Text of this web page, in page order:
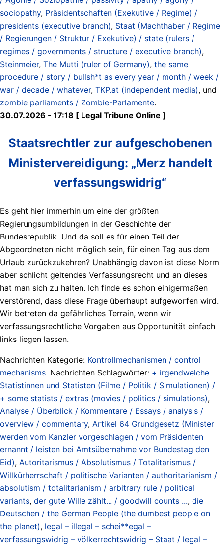
sociopathy, Präsidentschaften (Exekutive / Regime) /
presidents (executive branch), Staat (Machthaber / Regime
/ Regierungen / Struktur / Exekutive) / state (rulers /
regimes / governments / structure / executive branch),
Steinmeier, The Mutti (ruler of Germany), the same
procedure / story / bullsh*t as every year / month / week /
war / decade / whatever, TKP.at (independent media), und
zombie parliaments / Zombie-Parlamente.
30.07.2026 - 17:18 [ Legal Tribune Online ]
Staatsrechtler zur aufgeschobenen
Ministervereidigung: „Merz han­delt
ver­fas­sungs­widrig“
Es geht hier immerhin um eine der größten
Regierungsumbildungen in der Geschichte der
Bundesrepublik. Und da soll es für einen Teil der
Abgeordneten nicht möglich sein, für einen Tag aus dem
Urlaub zurückzukehren? Unabhängig davon ist diese Norm
aber schlicht geltendes Verfassungsrecht und an dieses
hat man sich zu halten. Ich finde es schon einigermaßen
verstörend, dass diese Frage überhaupt aufgeworfen wird.
Wir betreten da gefährliches Terrain, wenn wir
verfassungsrechtliche Vorgaben aus Opportunität einfach
links liegen lassen.
Nachrichten Kategorie: Kontrollmechanismen / control
mechanisms. Nachrichten Schlagwörter: + irgendwelche
Statistinnen und Statisten (Filme / Politik / Simulationen) /
+ some statists / extras (movies / politics / simulations),
Analyse / Überblick / Kommentare / Essays / analysis /
overview / commentary, Artikel 64 Grundgesetz (Minister
werden vom Kanzler vorgeschlagen / vom Präsidenten
ernannt / leisten bei Amtsübernahme vor Bundestag den
Eid), Autoritarismus / Absolutismus / Totalitarismus /
Willkürherrschaft / politische Varianten / authoritarianism /
absolutism / totalitarianism / arbitrary rule / political
variants, der gute Wille zählt... / goodwill counts ..., die
Deutschen / the German People (the dumbest people on
the planet), legal – illegal – schei**egal –
verfassungswidrig – völkerrechtswidrig – Staat / legal –